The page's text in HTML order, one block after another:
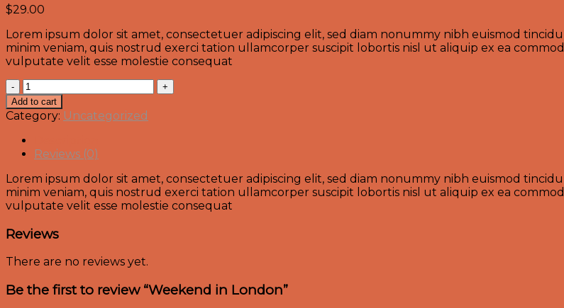
$29.00
Lorem ipsum dolor sit amet, consectetuer adipiscing elit, sed diam nonummy nibh euismod
minim veniam, quis nostrud exerci tation ullamcorper suscipit lobortis nisl ut aliquip ex ea
vulputate velit esse molestie consequat
Weekend
in
London
quantity
Add to cart
Category: Uncategorized
Reviews (0)
Lorem ipsum dolor sit amet, consectetuer adipiscing elit, sed diam nonummy nibh euismod
minim veniam, quis nostrud exerci tation ullamcorper suscipit lobortis nisl ut aliquip ex ea
vulputate velit esse molestie consequat
Reviews
There are no reviews yet.
Be the first to review “Weekend in London”